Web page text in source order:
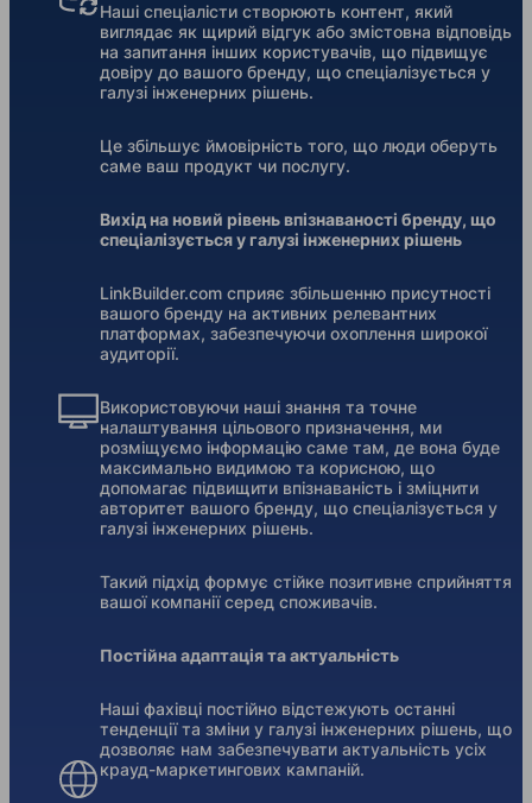
Наші спеціалісти створюють контент, який
виглядає як щирий відгук або змістовна відповідь
на запитання інших користувачів, що підвищує
довіру до вашого бренду, що спеціалізується у
галузі інженерних рішень.
Це збільшує ймовірність того, що люди оберуть
саме ваш продукт чи послугу.
Вихід на новий рівень впізнаваності бренду, що
спеціалізується у галузі інженерних рішень
LinkBuilder.com сприяє збільшенню присутності
вашого бренду на активних релевантних
платформах, забезпечуючи охоплення широкої
аудиторії.
Використовуючи наші знання та точне
налаштування цільового призначення, ми
розміщуємо інформацію саме там, де вона буде
максимально видимою та корисною, що
допомагає підвищити впізнаваність і зміцнити
авторитет вашого бренду, що спеціалізується у
галузі інженерних рішень.
Такий підхід формує стійке позитивне сприйняття
вашої компанії серед споживачів.
Постійна адаптація та актуальність
Наші фахівці постійно відстежують останні
тенденції та зміни у галузі інженерних рішень, що
дозволяє нам забезпечувати актуальність усіх
крауд-маркетингових кампаній.